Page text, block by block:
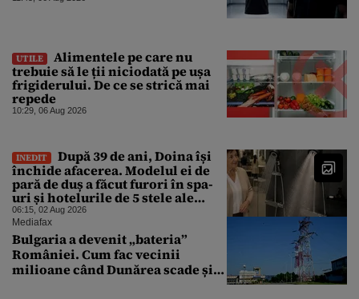
UTILE
Alimentele pe care nu
trebuie să le ții niciodată pe ușa
frigiderului. De ce se strică mai
repede
10:29, 06 Aug 2026
INEDIT
După 39 de ani, Doina își
închide afacerea. Modelul ei de
pară de duș a făcut furori în spa-
uri și hotelurile de 5 stele ale
lumii. Ce nu a mai mers
06:15, 02 Aug 2026
Mediafax
Bulgaria a devenit „bateria”
României. Cum fac vecinii
milioane când Dunărea scade și